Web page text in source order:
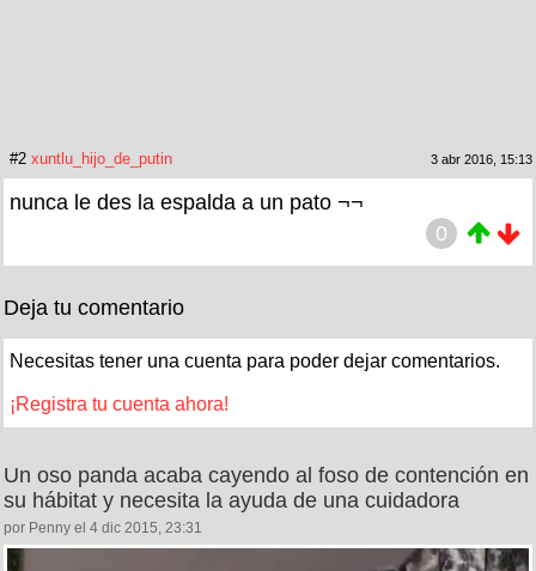
#2 xuntlu_hijo_de_putin 3 abr 2016, 15:13
nunca le des la espalda a un pato ¬¬
0
Deja tu comentario
Necesitas tener una cuenta para poder dejar comentarios.
¡Registra tu cuenta ahora!
Un oso panda acaba cayendo al foso de contención en
su hábitat y necesita la ayuda de una cuidadora
por Penny el 4 dic 2015, 23:31